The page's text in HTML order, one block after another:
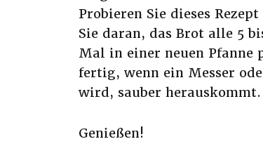
Probieren Sie dieses
Sie daran, das Brot alle 5
Mal in einer neuen Pfanne
fertig, wenn ein Messer
wird, sauber herauskommt.
Genießen!